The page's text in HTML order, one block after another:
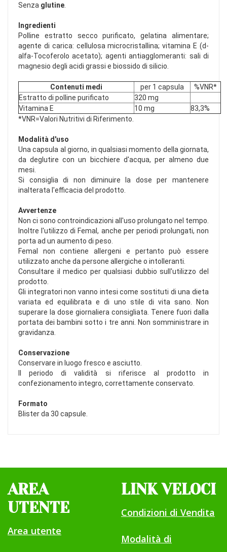
Senza glutine.
Ingredienti
Polline estratto secco purificato, gelatina alimentare;
agente di carica: cellulosa microcristallina; vitamina E (d-
alfa-Tocoferolo acetato); agenti antiagglomeranti: sali di
magnesio degli acidi grassi e biossido di silicio.
Contenuti medi per 1 capsula
%VNR*
Estratto di polline purificato
320 mg
Vitamina E
10 mg
83,3%
*VNR=Valori Nutritivi di Riferimento.
Modalità d'uso
Una capsula al giorno, in qualsiasi momento della giornata,
da deglutire con un bicchiere d'acqua, per almeno due
mesi.
Si consiglia di non diminuire la dose per mantenere
inalterata l'efficacia del prodotto.
Avvertenze
Non ci sono controindicazioni all'uso prolungato nel tempo.
Inoltre l'utilizzo di Femal, anche per periodi prolungati, non
porta ad un aumento di peso.
Femal non contiene allergeni e pertanto può essere
utilizzato anche da persone allergiche o intolleranti.
Consultare il medico per qualsiasi dubbio sull'utilizzo del
prodotto.
Gli integratori non vanno intesi come sostituti di una dieta
variata ed equilibrata e di uno stile di vita sano. Non
superare la dose giornaliera consigliata. Tenere fuori dalla
portata dei bambini sotto i tre anni. Non somministrare in
gravidanza.
Conservazione
Conservare in luogo fresco e asciutto.
Il periodo di validità si riferisce al prodotto in
confezionamento integro, correttamente conservato.
Formato
Blister da 30 capsule.
AREA
UTENTE
Area utente
LINK VELOCI
Condizioni di Vendita
Modalità di